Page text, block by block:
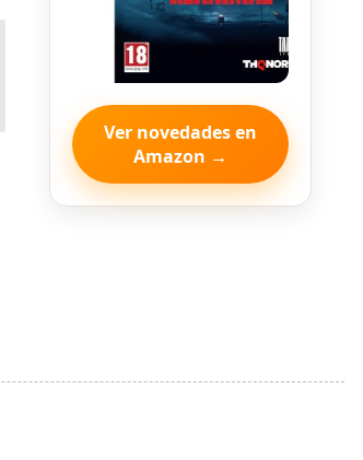
Ver novedades en
Amazon →